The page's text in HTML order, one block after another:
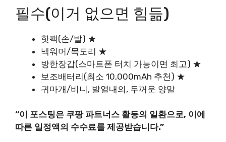
필수(이거 없으면 힘듦)
핫팩(손/발) ★
넥워머/목도리 ★
방한장갑(스마트폰 터치 가능이면 최고) ★
보조배터리(최소 10,000mAh 추천) ★
귀마개/비니, 발열내의, 두꺼운 양말
“이 포스팅은 쿠팡 파트너스 활동의 일환으로, 이에
따른 일정액의 수수료를 제공받습니다.”